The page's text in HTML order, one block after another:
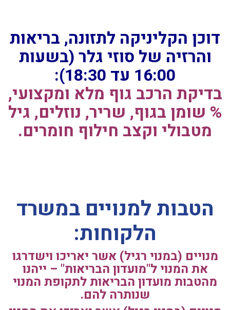
דוכן הקליניקה לתזונה, בריאות
והרזיה של סוזי גלר (בשעות
16:00 עד 18:30):
בדיקת הרכב גוף מלא ומקצועי,
% שומן בגוף, שריר, נוזלים, גיל
מטבולי וקצב חילוף חומרים.
הטבות למנויים במשרד
הלקוחות:
מנויים (במנוי רגיל) אשר יאריכו וישדרגו
את המנוי ל"מועדון הבריאות" – ייהנו
מהטבות מועדון הבריאות לתקופת המנוי
שנותרה להם.